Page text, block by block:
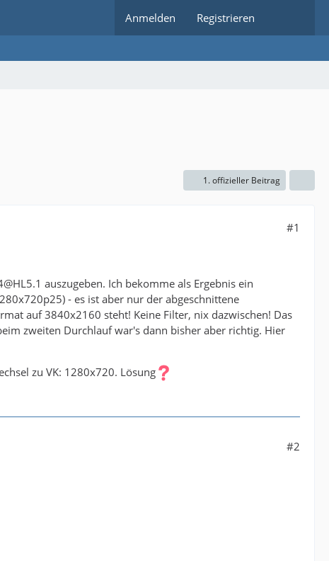
Anmelden Registrieren
1. offizieller Beitrag
#1
auszugeben. Ich bekomme als Ergebnis ein
- es ist aber nur der abgeschnittene
auf 3840x2160 steht! Keine Filter, nix dazwischen! Das
zweiten Durchlauf war's dann bisher aber richtig. Hier
zu VK: 1280x720. Lösung
#2